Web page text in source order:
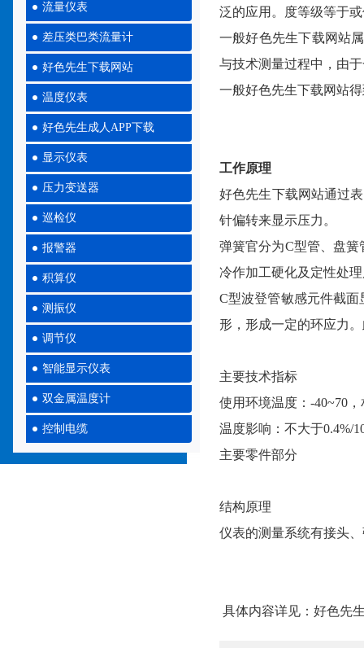
流量仪表
差压类巴类流量计
好色先生下载网站
温度仪表
好色先生成人APP下载
显示仪表
压力变送器
巡检仪
报警器
积算仪
测振仪
调节仪
智能显示仪表
双金属温度计
控制电缆
泛的应用。度等级等于
一般好色先生下载网站
与技术测量过程中，由
一般好色先生下载网站
工作原理
好色先生下载网站通过
针偏转来显示压力。
弹簧官分为C型管、盘
冷作加工硬化及定性处
C型波登管敏感元件截
形，形成一定的环应力
主要技术指标
使用环境温度：-40~70
温度影响：不大于0.4%/
主要零件部分
结构原理
仪表的测量系统有接头
具体内容详见： 好色先